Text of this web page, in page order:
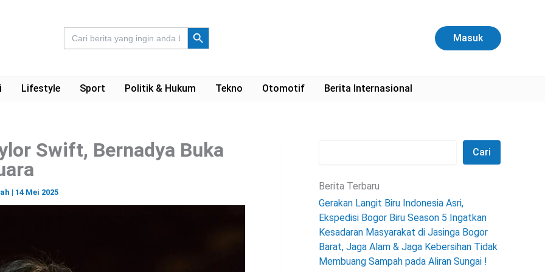
Search
for:
Search Button
Masuk
Lifestyle Sport Politik & Hukum Tekno Otomotif Berita Internasional
Swift, Bernadya Buka
| 14 Mei 2025
Cari
Berita Terbaru
Gerakan Langit Biru Indonesia Asri,
Ekspedisi Bogor Biru Season 5 Ingatkan
Kesadaran Masyarakat di Jasinga Bogor
Barat, Jaga Alam & Jaga Kebersihan Tidak
Membuang Sampah pada Aliran Sungai !